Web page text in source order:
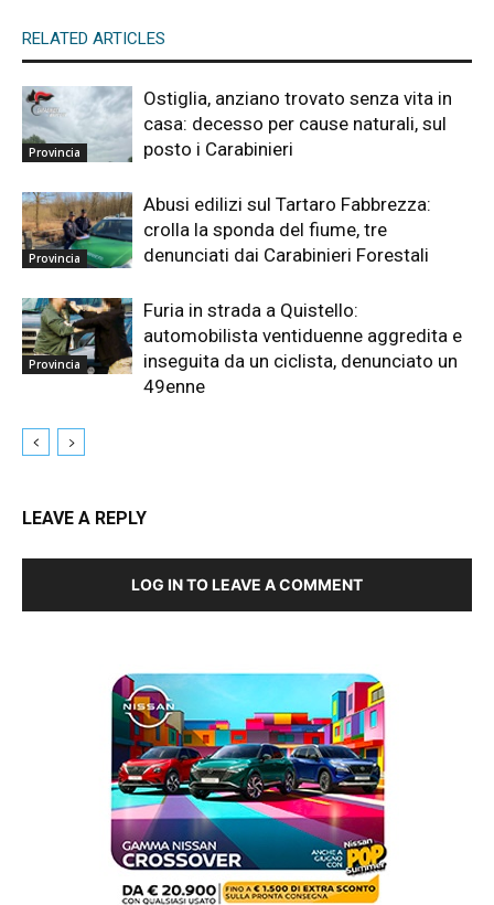
RELATED ARTICLES
Provincia
Ostiglia, anziano trovato senza vita in
casa: decesso per cause naturali, sul
posto i Carabinieri
Provincia
Abusi edilizi sul Tartaro Fabbrezza:
crolla la sponda del fiume, tre
denunciati dai Carabinieri Forestali
Provincia
Furia in strada a Quistello:
automobilista ventiduenne aggredita e
inseguita da un ciclista, denunciato un
49enne
LEAVE A REPLY
LOG IN TO LEAVE A COMMENT